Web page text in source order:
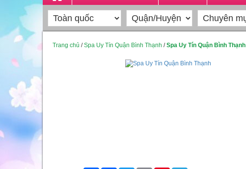
Trang chủ /Spa Uy Tín Quận Bình Thạnh /Spa Uy Tín Quận Bình Thạnh